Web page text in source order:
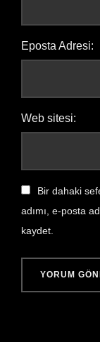
Eposta Adresi:
Web sitesi:
Bir dahaki
adımı, e-posta
kaydet.